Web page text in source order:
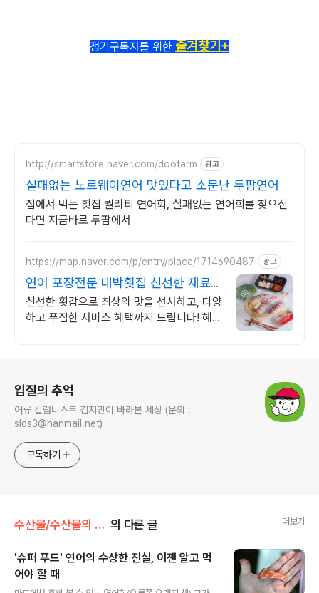
정기구독자를 위한 즐겨찾기+
http://smartstore.naver.com/doofarm 광고
실패없는 노르웨이연어 맛있다고 소문난 두팜연어
집에서 먹는 횟집 퀄리티 연어회, 실패없는 연어회를 찾으신
다면 지금바로 두팜에서
https://map.naver.com/p/entry/place/1714690487 광고
연어 포장전문 대박횟집 신선한 재료와
푸짐한 양!
신선한 횟감으로 최상의 맛을 선사하고, 다양
하고 푸짐한 서비스 혜택까지 드립니다! 혜택
입질의 추억
어류 칼럼니스트 김지민이 바라본 세상 (문의 :
slds3@hanmail.net)
구독하기
수산물/수산물의 불편한 진실 의 다른 글 더보기
'슈퍼 푸드' 연어의 수상한 진실, 이젠 알고 먹
어야 할 때